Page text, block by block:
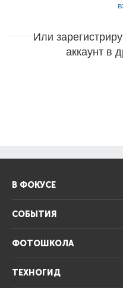
Или
аккаунт в
В ФОКУСЕ
СОБЫТИЯ
ФОТОШКОЛА
ТЕХНОГИД